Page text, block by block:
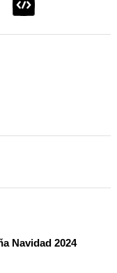
Navidad 2024